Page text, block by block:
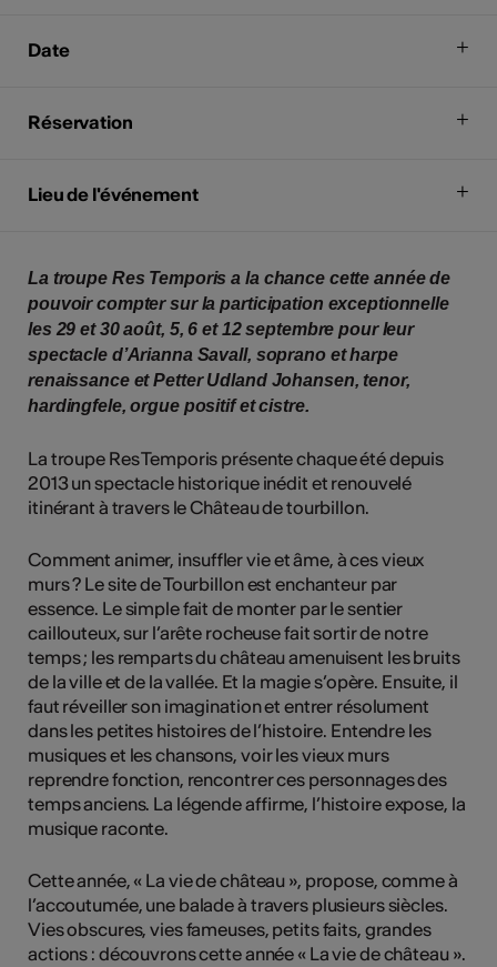
Date
Réservation
Lieu de l'événement
La troupe Res Temporis a la chance cette année de
pouvoir compter sur la participation exceptionnelle
les 29 et 30 août, 5, 6 et 12 septembre pour leur
spectacle d’Arianna Savall, soprano et harpe
renaissance etPetter Udland Johansen, tenor,
hardingfele, orgue positif et cistre.
La troupe Res Temporis présente chaque été depuis
2013 un spectacle historique inédit et renouvelé
itinérant à travers le Château de tourbillon.
Comment animer, insuffler vie et âme, à ces vieux
murs ? Le site de Tourbillon est enchanteur par
essence. Le simple fait de monter par le sentier
caillouteux, sur l’arête rocheuse fait sortir de notre
temps ; les remparts du château amenuisent les bruits
de la ville et de la vallée. Et la magie s’opère. Ensuite, il
faut réveiller son imagination et entrer résolument
dans les petites histoires de l’histoire. Entendre les
musiques et les chansons, voir les vieux murs
reprendre fonction, rencontrer ces personnages des
temps anciens. La légende affirme, l’histoire expose, la
musique raconte.
Cette année, « La vie de château », propose, comme à
l’accoutumée, une balade à travers plusieurs siècles.
Vies obscures, vies fameuses, petits faits, grandes
actions : découvrons cette année « La vie de château ».